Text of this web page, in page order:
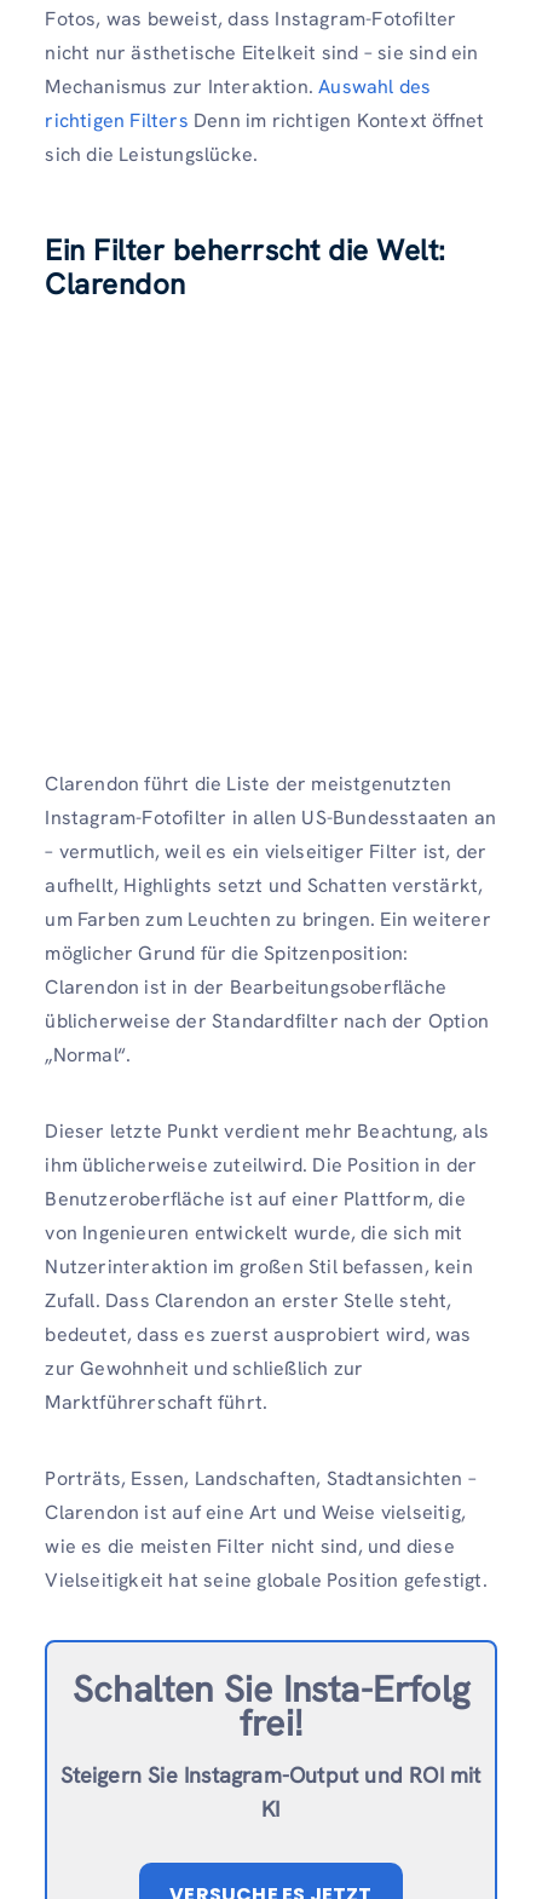
Fotos, was beweist, dass Instagram-Fotofilter
nicht nur ästhetische Eitelkeit sind – sie sind ein
Mechanismus zur Interaktion.Auswahl des
richtigen Filters Denn im richtigen Kontext öffnet
sich die Leistungslücke.
Ein Filter beherrscht die Welt:
Clarendon
Clarendon führt die Liste der meistgenutzten
Instagram-Fotofilter in allen US-Bundesstaaten an
– vermutlich, weil es ein vielseitiger Filter ist, der
aufhellt, Highlights setzt und Schatten verstärkt,
um Farben zum Leuchten zu bringen. Ein weiterer
möglicher Grund für die Spitzenposition:
Clarendon ist in der Bearbeitungsoberfläche
üblicherweise der Standardfilter nach der Option
„Normal“.
Dieser letzte Punkt verdient mehr Beachtung, als
ihm üblicherweise zuteilwird. Die Position in der
Benutzeroberfläche ist auf einer Plattform, die
von Ingenieuren entwickelt wurde, die sich mit
Nutzerinteraktion im großen Stil befassen, kein
Zufall. Dass Clarendon an erster Stelle steht,
bedeutet, dass es zuerst ausprobiert wird, was
zur Gewohnheit und schließlich zur
Marktführerschaft führt.
Porträts, Essen, Landschaften, Stadtansichten –
Clarendon ist auf eine Art und Weise vielseitig,
wie es die meisten Filter nicht sind, und diese
Vielseitigkeit hat seine globale Position gefestigt.
Schalten Sie Insta-Erfolg
frei!
Steigern Sie Instagram-Output und ROI mit
KI